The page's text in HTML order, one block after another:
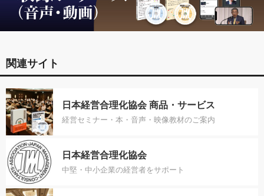
関連サイト
日本経営合理化協会 商品・サービス
経営セミナー・本・音声・映像教材のご案内
日本経営合理化協会
中堅・中小企業の経営者をサポート